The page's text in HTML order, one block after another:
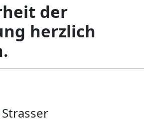
der
herzlich